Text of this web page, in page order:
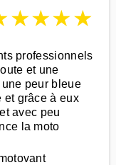
★★★★
professionnels
et une
peur bleue
et grâce à eux
avec peu
la moto